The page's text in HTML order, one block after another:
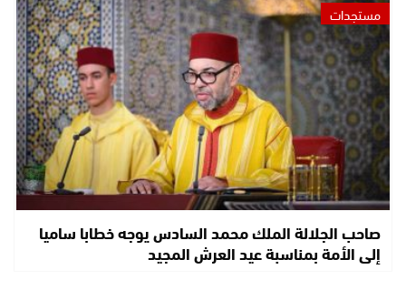
مستجدات
صاحب الجلالة الملك محمد السادس يوجه خطابا ساميا
إلى الأمة بمناسبة عيد العرش المجيد